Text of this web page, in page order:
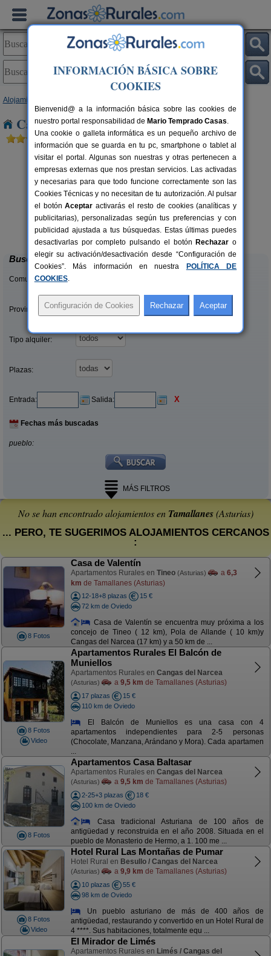
Alojamientos
Casas Rurales cerca de Tamallanes
4+1 pers.
desde26 €
El Acebo
Beloncio (Asturias)
Buscar
Comunidades:
Provincias/Islas:
Tipo alquiler:
Plazas:
Entrada: Salida: X
Fechas más buscadas
pueblo:
MÁS FILTROS
No se han encontrado alojamientos en Tamallanes(Asturias)
... PERO, TE SUGERIMOS ALOJAMIENTOS CERCANOS
:
8 Fotos
Casa de Valentín
Apartamentos Rurales en Tineo (Asturias) a 6,3
km de Tamallanes (Asturias)
12-18+8 plazas
15 €
72 km de Oviedo
Casa de Valentín se encuentra muy próxima a los
concejo de Tineo ( 12 km), Pola de Allande ( 10 km)y
Cangas del Narcea (17 km) y a 50 km de ...
8 Fotos
Video
Apartamentos Rurales El Balcón de
Muniellos
Apartamentos Rurales en Cangas del Narcea
(Asturias) a 9,5 km de Tamallanes (Asturias)
17 plazas
15 €
110 km de Oviedo
El Balcón de Muniellos es una casa con 4
apartamentos independientes para 2-5 personas
(Chocolate, Manzana, Arándano y Mora). Cada apartamen
...
8 Fotos
Apartamentos Casa Baltasar
Apartamentos Rurales en Cangas del Narcea
(Asturias) a 9,5 km de Tamallanes (Asturias)
2-25+3 plazas
18 €
100 km de Oviedo
Casa tradicional Asturiana de 100 años de
antigüedad y reconstruida en el año 2008. Situada en el
pueblo de Monasterio de Hermo, a 1. 100 me ...
8 Fotos
Video
Hotel Rural Las Montañas de Pumar
Hotel Rural en Besullo / Cangas del Narcea
(Asturias) a 9,9 km de Tamallanes (Asturias)
10 plazas
55 €
98 km de Oviedo
Un pueblo asturiano de más de 400 años de
antigüedad, restaurando y convertido en un Hotel Rural de
4 ****. Sus habitaciones, totalmente equ ...
El Mirador de Limés
Apartamentos Rurales en Limés / Cangas del
INFORMACIÓN BÁSICA SOBRE
COOKIES
Bienvenid@ a la información básica sobre las cookies de
nuestro portal responsabilidad de Mario Temprado Casas.
Una cookie o galleta informática es un pequeño archivo de
información que se guarda en tu pc, smartphone o tablet al
visitar el portal. Algunas son nuestras y otras pertenecen a
empresas externas que nos prestan servicios. Las activadas
y necesarias para que todo funcione correctamente son las
Cookies Técnicas y no necesitan de tu autorización. Al pulsar
el botónAceptar activarás el resto de cookies (analíticas y
publicitarias), personalizadas según tus preferencias y con
publicidad ajustada a tus búsquedas. Estas últimas puedes
desactivarlas por completo pulsando el botón Rechazar o
elegir su activación/desactivación desde “Configuración de
Cookies”. Más información en nuestra
POLÍTICA DE
COOKIES.